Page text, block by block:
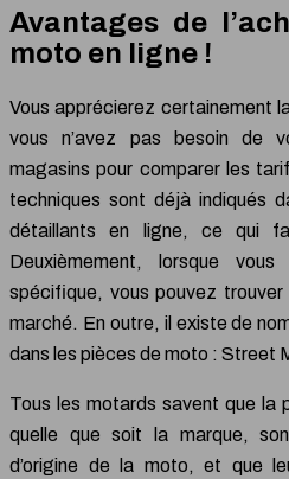
Avantages de
moto en ligne !
Vous apprécierez certainement
vous n’avez pas besoin de
magasins pour comparer les
techniques sont déjà indiqués
détaillants en ligne, ce qui
Deuxièmement, lorsque
spécifique, vous pouvez trouver
marché. En outre, il existe de
dans les pièces de moto : Street
Tous les motards savent que la
quelle que soit la marque,
d’origine de la moto, et que